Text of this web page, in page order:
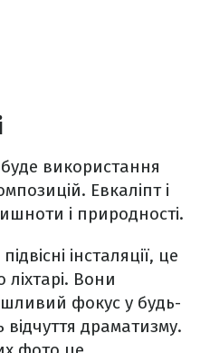
використання
Евкаліпт і
і природності.
інсталяції, це
ліхтарі. Вони
фокус у будь-
відчуття драматизму.